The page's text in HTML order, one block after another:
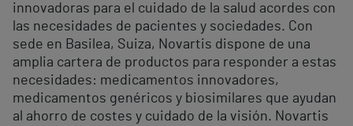
innovadoras para el cuidado de la salud acordes con
las necesidades de pacientes y sociedades. Con
sede en Basilea, Suiza, Novartis dispone de una
amplia cartera de productos para responder a estas
necesidades: medicamentos innovadores,
medicamentos genéricos y biosimilares que ayudan
al ahorro de costes y cuidado de la visión. Novartis